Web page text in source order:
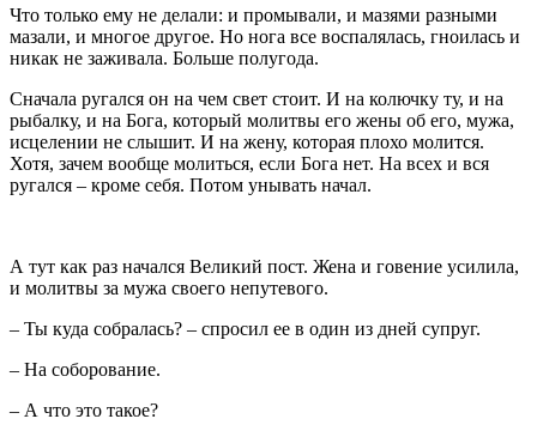
Что только ему не делали: и промывали, и мазями разными
мазали, и многое другое. Но нога все воспалялась, гноилась и
никак не заживала. Больше полугода.
Сначала ругался он на чем свет стоит. И на колючку ту, и на
рыбалку, и на Бога, который молитвы его жены об его, мужа,
исцелении не слышит. И на жену, которая плохо молится.
Хотя, зачем вообще молиться, если Бога нет. На всех и вся
ругался – кроме себя. Потом унывать начал.
А тут как раз начался Великий пост. Жена и говение усилила,
и молитвы за мужа своего непутевого.
– Ты куда собралась? – спросил ее в один из дней супруг.
– На соборование.
– А что это такое?